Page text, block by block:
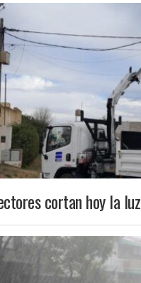
cortan hoy la luz